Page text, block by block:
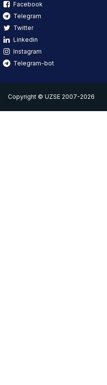
Facebook
Telegram
Twitter
Linkedin
Instagram
Telegram-bot
Copyright © UZSE 2007-2026